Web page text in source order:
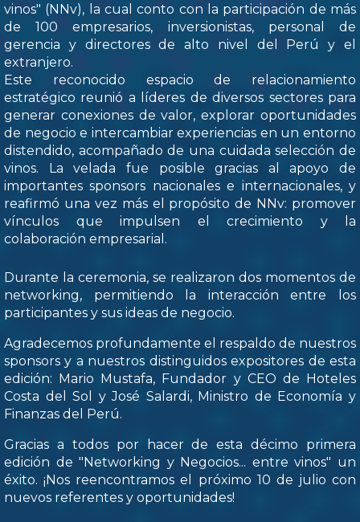
vinos" (NNv), la cual conto con la participación de más
de 100 empresarios, inversionistas, personal de
gerencia y directores de alto nivel del Perú y el
extranjero.
Este reconocido espacio de relacionamiento
estratégico reunió a líderes de diversos sectores para
generar conexiones de valor, explorar oportunidades
de negocio e intercambiar experiencias en un entorno
distendido, acompañado de una cuidada selección de
vinos. La velada fue posible gracias al apoyo de
importantes sponsors nacionales e internacionales, y
reafirmó una vez más el propósito de NNv: promover
vínculos que impulsen el crecimiento y la
colaboración empresarial.
Durante la ceremonia, se realizaron dos momentos de
networking, permitiendo la interacción entre los
participantes y sus ideas de negocio.
Agradecemos profundamente el respaldo de nuestros
sponsors y a nuestros distinguidos expositores de esta
edición: Mario Mustafa, Fundador y CEO de Hoteles
Costa del Sol y José Salardi, Ministro de Economía y
Finanzas del Perú.
Gracias a todos por hacer de esta décimo primera
edición de "Networking y Negocios... entre vinos" un
éxito. ¡Nos reencontramos el próximo 10 de julio con
nuevos referentes y oportunidades!